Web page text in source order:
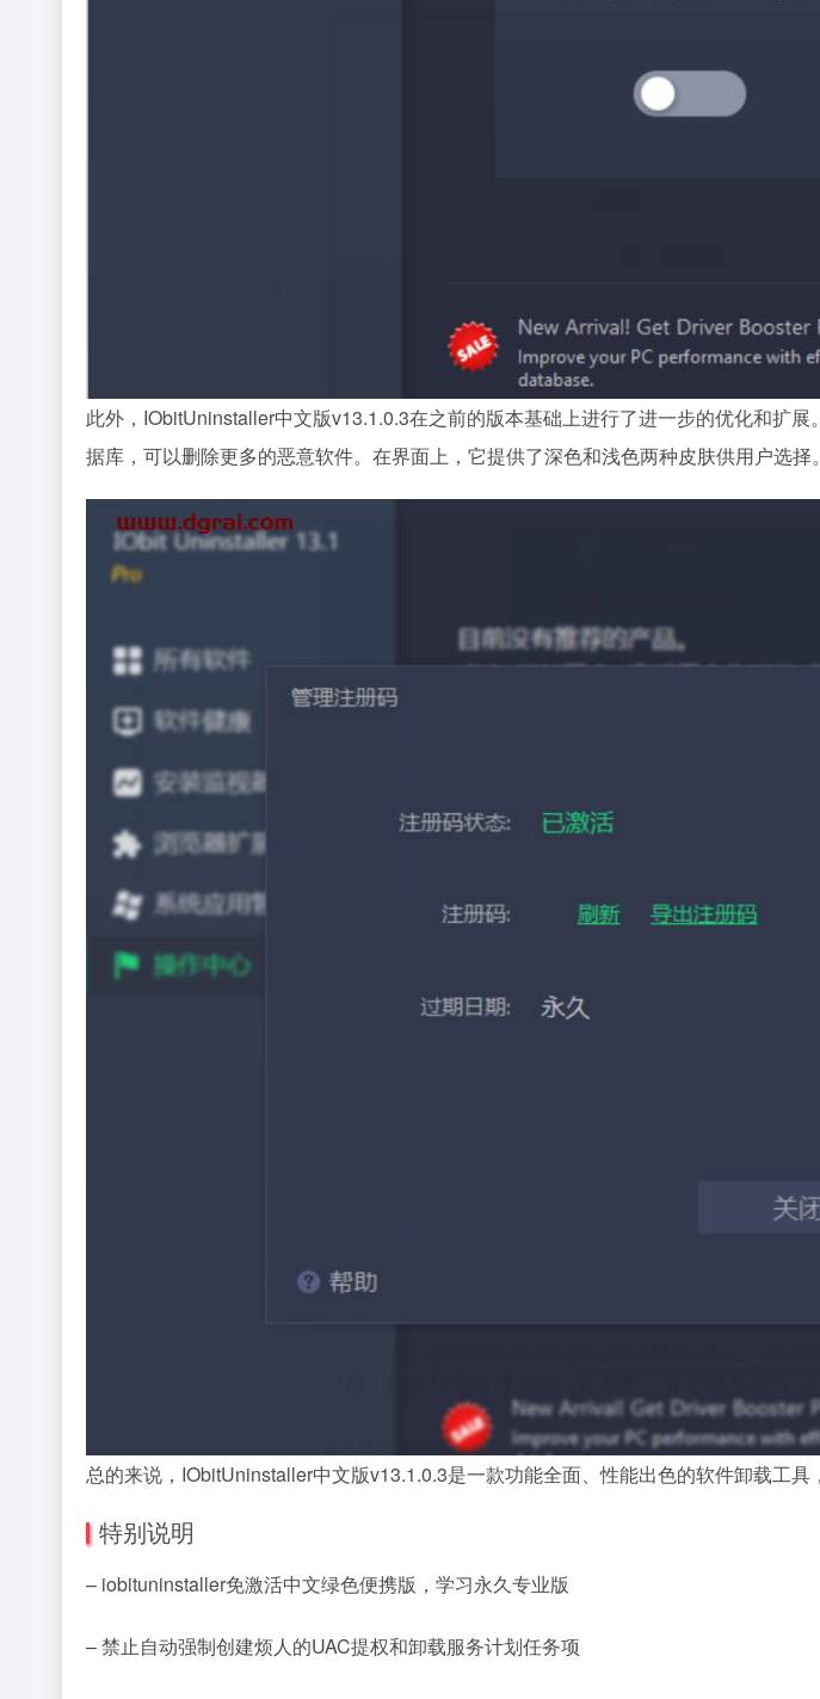
此外，IObitUninstaller中文版v13.1.0.3在之前的版本基础上进行了进一步的优化和扩
据库，可以删除更多的恶意软件。在界面上，它提供了深色和浅色两种皮肤供用户选择。
总的来说，IObitUninstaller中文版v13.1.0.3是一款功能全面、性能出色的软件卸载工
特别说明
– iobituninstaller免激活中文绿色便携版，学习永久专业版
– 禁止自动强制创建烦人的UAC提权和卸载服务计划任务项